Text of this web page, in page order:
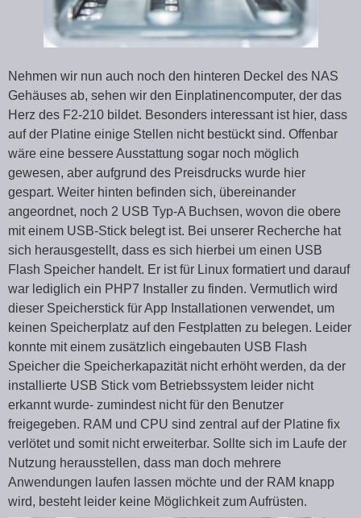
Nehmen wir nun auch noch den hinteren Deckel des NAS
Gehäuses ab, sehen wir den Einplatinencomputer, der das
Herz des F2-210 bildet. Besonders interessant ist hier, dass
auf der Platine einige Stellen nicht bestückt sind. Offenbar
wäre eine bessere Ausstattung sogar noch möglich
gewesen, aber aufgrund des Preisdrucks wurde hier
gespart. Weiter hinten befinden sich, übereinander
angeordnet, noch 2 USB Typ-A Buchsen, wovon die obere
mit einem USB-Stick belegt ist. Bei unserer Recherche hat
sich herausgestellt, dass es sich hierbei um einen USB
Flash Speicher handelt. Er ist für Linux formatiert und darauf
war lediglich ein PHP7 Installer zu finden. Vermutlich wird
dieser Speicherstick für App Installationen verwendet, um
keinen Speicherplatz auf den Festplatten zu belegen. Leider
konnte mit einem zusätzlich eingebauten USB Flash
Speicher die Speicherkapazität nicht erhöht werden, da der
installierte USB Stick vom Betriebssystem leider nicht
erkannt wurde- zumindest nicht für den Benutzer
freigegeben. RAM und CPU sind zentral auf der Platine fix
verlötet und somit nicht erweiterbar. Sollte sich im Laufe der
Nutzung herausstellen, dass man doch mehrere
Anwendungen laufen lassen möchte und der RAM knapp
wird, besteht leider keine Möglichkeit zum Aufrüsten.